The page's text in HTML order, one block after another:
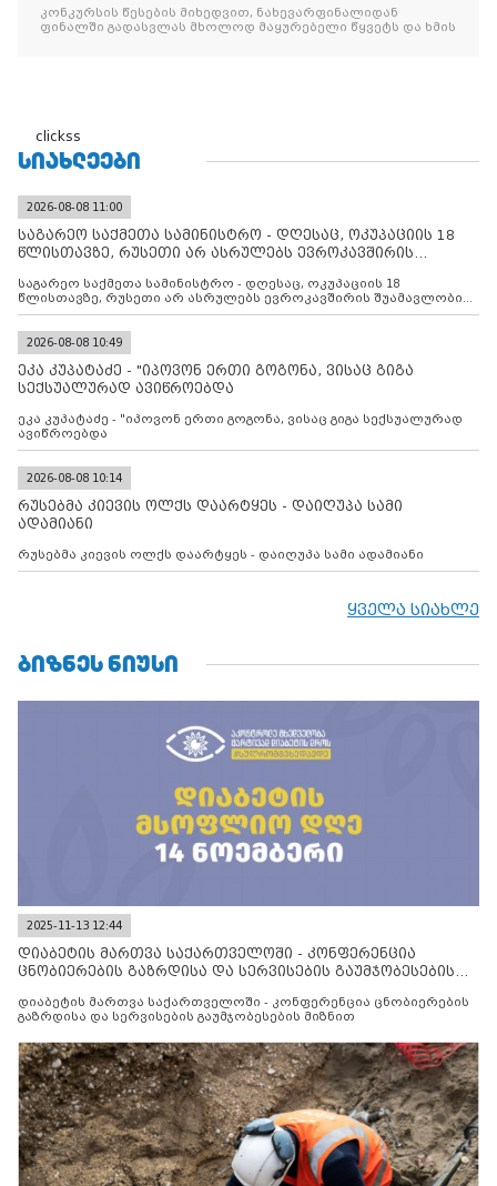
კონკურსის წესების მიხედვით, ნახევარფინალიდან
ფინალში გადასვლას მხოლოდ მაყურებელი წყვეტს და ხმის
clickss
ᲡᲘᲐᲮᲚᲔᲔᲑᲘ
2026-08-08 11:00
საგარეო საქმეთა სამინისტრო - დღესაც, ოკუპაციის 18
წლისთავზე, რუსეთი არ ასრულებს ევროკავშირის
საგარეო საქმეთა სამინისტრო - დღესაც, ოკუპაციის 18
წლისთავზე, რუსეთი არ ასრულებს ევროკავშირის შუამავლობით
დადებულ 2008 წლის 12 აგვისტოს ცეცხლის შეწყვეტის
კონტროლს ოკუპირებულ რეგიონებში, აგრძელებს მათი
მილიტარიზაციის პროცესს და აქტიურად დგამს ნაბიჯებს მათი
ფაქტობრივი ანექსიისკენ
2026-08-08 10:49
ეკა კუპატაძე - "იპოვონ ერთი გოგონა, ვისაც გიგა
სექსუალურად ავიწროებდა
ეკა კუპატაძე - "იპოვონ ერთი გოგონა, ვისაც გიგა სექსუალურად
ავიწროებდა
2026-08-08 10:14
რუსებმა კიევის ოლქს დაარტყეს - დაიღუპა სამი
ადამიანი
რუსებმა კიევის ოლქს დაარტყეს - დაიღუპა სამი ადამიანი
ყველა სიახლე
ᲑᲘᲖᲜᲔᲡ ᲜᲘᲣᲡᲘ
2025-11-13 12:44
დიაბეტის მართვა საქართველოში - კონფერენცია
ცნობიერების გაზრდისა და სერვისების გაუმჯობესების
დიაბეტის მართვა საქართველოში - კონფერენცია ცნობიერების
გაზრდისა და სერვისების გაუმჯობესების მიზნით